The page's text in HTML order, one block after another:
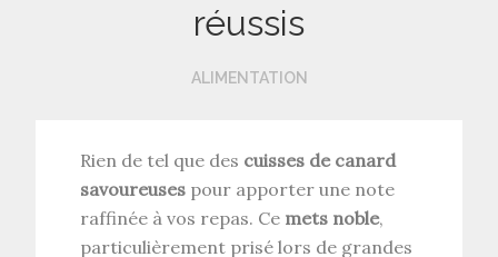
réussis
ALIMENTATION
Rien de tel que des cuisses de canard
savoureuses pour apporter une note
raffinée à vos repas. Ce mets noble,
particulièrement prisé lors de grandes